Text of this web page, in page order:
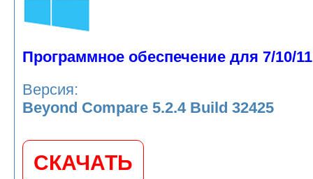
Программное обеспечение для 7/10/11
Версия:
Beyond Compare 5.2.4 Build 32425
СКАЧАТЬ